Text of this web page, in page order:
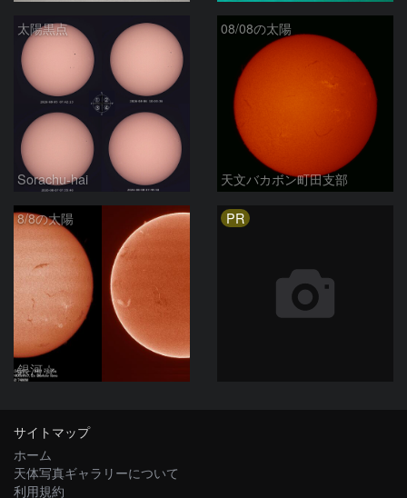
太陽黒点
Sorachu-hai
08/08の太陽
天文バカボン町田支部
8/8の太陽
銀河☆
PR
サイトマップ
ホーム
天体写真ギャラリーについて
利用規約